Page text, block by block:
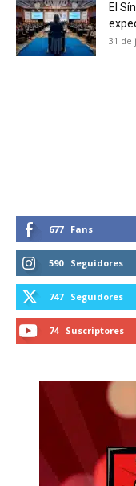
No te
receive all
tobacco
El
31 de
677 Fans
590 Seguidores
747 Seguidores
74 Suscriptores